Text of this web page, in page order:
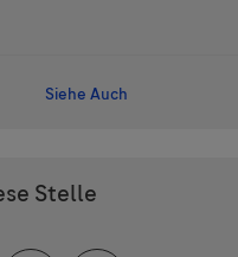
Siehe Auch
Stelle